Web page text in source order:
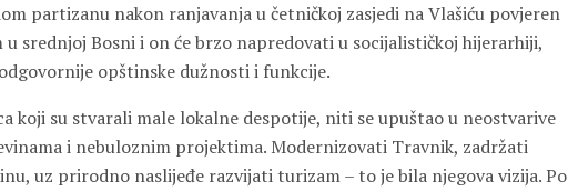
partizanu nakon ranjavanja u četničkoj zasjedi na Vlašiću povjeren
srednjoj Bosni i on će brzo napredovati u socijalističkoj hijerarhiji,
opštinske dužnosti i funkcije.
koji su stvarali male lokalne despotije, niti se upuštao u neostvarive
i nebuloznim projektima. Modernizovati Travnik, zadržati
uz prirodno naslijeđe razvijati turizam – to je bila njegova vizija. Po